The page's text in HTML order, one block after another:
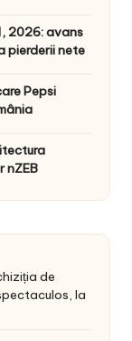
2026: avans
pierderii nete
Pepsi
nZEB
de
la